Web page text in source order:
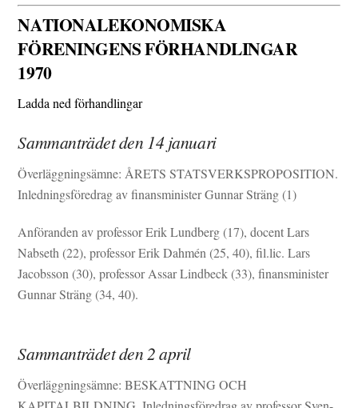
NATIONALEKONOMISKA
FÖRENINGENS FÖRHANDLINGAR
1970
Ladda ned förhandlingar
Sammanträdet den 14 januari
Överläggningsämne: ÅRETS STATSVERKSPROPOSITION.
Inledningsföredrag av finansminister Gunnar Sträng (1)
Anföranden av professor Erik Lundberg (17), docent Lars
Nabseth (22), professor Erik Dahmén (25, 40), fil.lic. Lars
Jacobsson (30), professor Assar Lindbeck (33), finansminister
Gunnar Sträng (34, 40).
Sammanträdet den 2 april
Överläggningsämne: BESKATTNING OCH